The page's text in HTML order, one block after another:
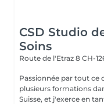
CSD Studio
Soins
Route de l'Etraz 8 CH-
Passionnée par tout ce
plusieurs formations
Suisse, et j'exerce en